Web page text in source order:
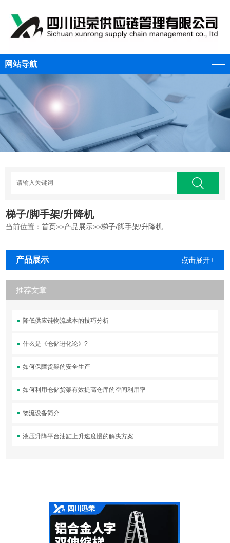
网站导航
梯子/脚手架/升降机
当前位置：首页>>产品展示>>梯子/脚手架/升降机
产品展示 点击展开+
推荐文章
降低供应链物流成本的技巧分析
什么是《仓储进化论》?
如何保障货架的安全生产
如何利用仓储货架有效提高仓库的空间利用率
物流设备简介
液压升降平台油缸上升速度慢的解决方案